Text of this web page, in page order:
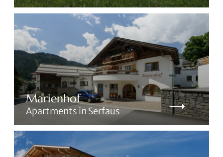
Marienhof
Apartments in Serfaus